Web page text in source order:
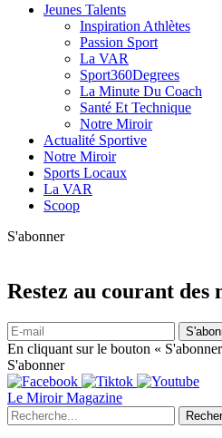
Jeunes Talents
Inspiration Athlètes
Passion Sport
La VAR
Sport360Degrees
La Minute Du Coach
Santé Et Technique
Notre Miroir
Actualité Sportive
Notre Miroir
Sports Locaux
La VAR
Scoop
S'abonner
Restez au courant des
En cliquant sur le bouton «
S'abonner
Le Miroir Magazine